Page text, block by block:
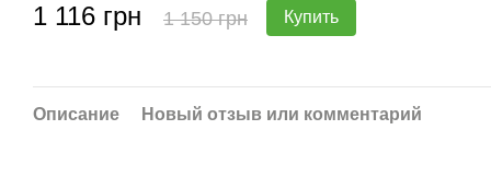
1 116 грн 1 150 грн Купить
Описание Новый отзыв или комментарий